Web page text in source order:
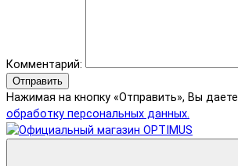
Комментарий:
Отправить
Нажимая на кнопку «Отправить», Вы даете
обработку персональных данных.